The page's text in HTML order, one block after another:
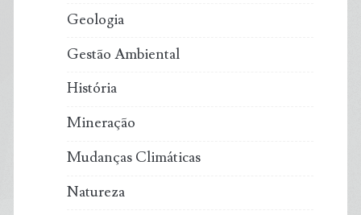
Geologia
Gestão Ambiental
História
Mineração
Mudanças Climáticas
Natureza